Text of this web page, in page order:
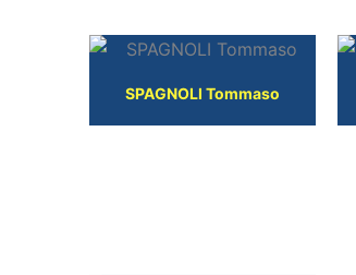
SPAGNOLI Tommaso